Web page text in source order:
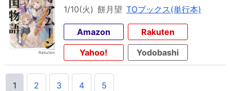
1/10(火) 餅月望 TOブックス(単行本)
Amazon
Rakuten
Yahoo!
Yodobashi
1 2 3 4 5